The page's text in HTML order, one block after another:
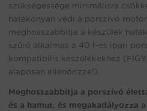
szükségessége minimálisra
hatékonyan védi a porszívó
meghosszabbítja a készülék
szűrő alkalmas a 40 l-es ipari
kompatibilis készülékekhez
alaposan ellenőrizze!).
Meghosszabbítja a porszívó
és a hamut, és megakadályozza